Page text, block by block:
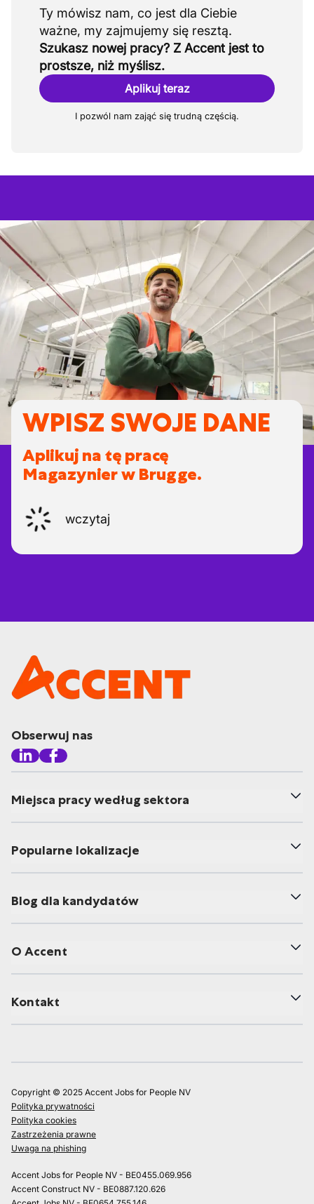
Ty mówisz nam, co jest dla Ciebie
Szukasz nowej pracy? Z Accent jest to
prostsze, niż myślisz.
Aplikuj teraz
I pozwól nam zająć się trudną częścią.
WPISZ SWOJE DANE
Aplikuj na tę pracę
Magazynier w Brugge.
wczytaj
Obserwuj nas
Miejsca pracy według sektora
Popularne lokalizacje
Blog dla kandydatów
O Accent
Kontakt
Copyright © 2025 Accent Jobs for People NV
Polityka prywatności
Polityka cookies
Zastrzeżenia prawne
Uwaga na phishing
Accent Jobs for People NV - BE0455.069.956
Accent Construct NV - BE0887.120.626